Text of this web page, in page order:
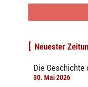
Neuester
Die Geschichte
30. Mai 2026